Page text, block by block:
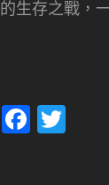
生存之戰，